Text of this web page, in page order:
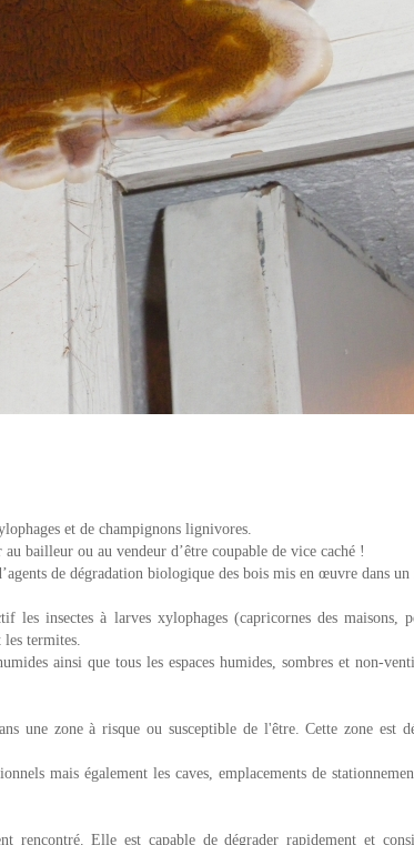
et de champignons lignivores.
bailleur ou au vendeur d’être coupable de vice caché !
de dégradation biologique des bois mis en œuvre dans
les insectes à larves xylophages (capricornes des maisons,
termites.
ainsi que tous les espaces humides, sombres et non-
une zone à risque ou susceptible de l'être. Cette zone est
mais également les caves, emplacements de
Elle est capable de dégrader rapidement et